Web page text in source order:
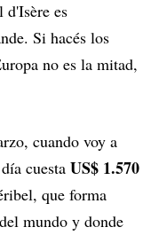
d'Isère es
Si hacés los
no es la mitad,
cuando voy a
cuesta US$ 1.570
que forma
mundo y donde